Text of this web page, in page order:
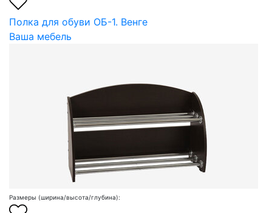
Полка для обуви ОБ-1. Венге
Ваша мебель
Размеры (ширина/высота/глубина):